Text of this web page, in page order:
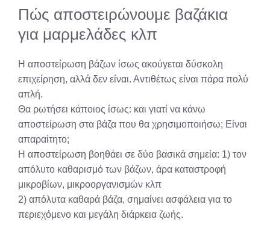
(Twitter)
Πώς αποστειρώνουμε βαζάκια
για μαρμελάδες κλπ
Η αποστείρωση βάζων ίσως ακούγεται δύσκολη
επιχείρηση, αλλά δεν είναι. Αντιθέτως είναι πάρα πολύ
απλή.
Θα ρωτήσει κάποιος ίσως: και γιατί να κάνω
αποστείρωση στα βάζα που θα χρησιμοποιήσω; Είναι
απαραίτητο;
Η αποστείρωση βοηθάει σε δύο βασικά σημεία: 1) τον
απόλυτο καθαρισμό των βάζων, άρα καταστροφή
μικροβίων, μικροοργανισμών κλπ
2) απόλυτα καθαρά βάζα, σημαίνει ασφάλεια για το
περιεχόμενο και μεγάλη διάρκεια ζωής.